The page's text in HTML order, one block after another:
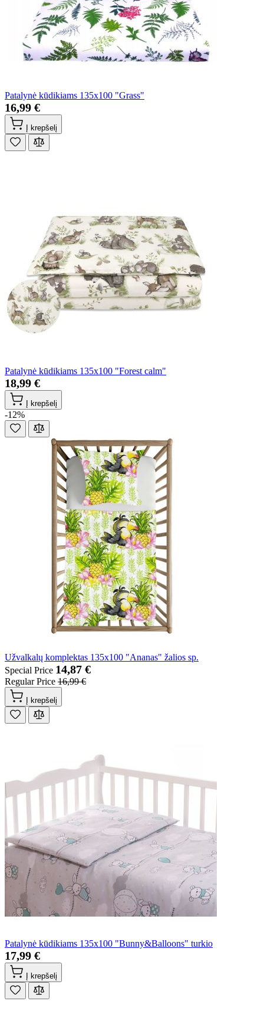
Patalynė kūdikiams 135x100 "Grass"
16,99 €
Į krepšelį
Patalynė kūdikiams 135x100 "Forest calm"
18,99 €
Į krepšelį
-12%
Užvalkalų komplektas 135x100 "Ananas" žalios sp.
Special Price 14,87 €
Regular Price 16,99 €
Į krepšelį
Patalynė kūdikiams 135x100 "Bunny&Balloons" turkio
17,99 €
Į krepšelį